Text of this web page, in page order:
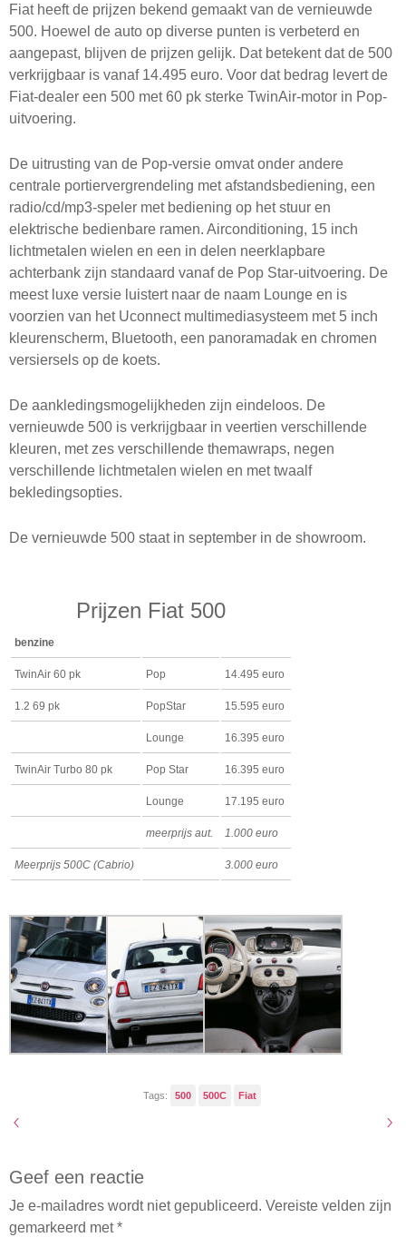
Fiat heeft de prijzen bekend gemaakt van de vernieuwde
500. Hoewel de auto op diverse punten is verbeterd en
aangepast, blijven de prijzen gelijk. Dat betekent dat de 500
verkrijgbaar is vanaf 14.495 euro. Voor dat bedrag levert de
Fiat-dealer een 500 met 60 pk sterke TwinAir-motor in Pop-
uitvoering.
De uitrusting van de Pop-versie omvat onder andere
centrale portiervergrendeling met afstandsbediening, een
radio/cd/mp3-speler met bediening op het stuur en
elektrische bedienbare ramen. Airconditioning, 15 inch
lichtmetalen wielen en een in delen neerklapbare
achterbank zijn standaard vanaf de Pop Star-uitvoering. De
meest luxe versie luistert naar de naam Lounge en is
voorzien van het Uconnect multimediasysteem met 5 inch
kleurenscherm, Bluetooth, een panoramadak en chromen
versiersels op de koets.
De aankledingsmogelijkheden zijn eindeloos. De
vernieuwde 500 is verkrijgbaar in veertien verschillende
kleuren, met zes verschillende themawraps, negen
verschillende lichtmetalen wielen en met twaalf
bekledingsopties.
De vernieuwde 500 staat in september in de showroom.
Prijzen Fiat 500
benzine
TwinAir 60 pk Pop 14.495 euro
1.2 69 pk PopStar 15.595 euro
Lounge 16.395 euro
TwinAir Turbo 80 pk Pop Star 16.395 euro
Lounge 17.195 euro
meerprijs aut. 1.000 euro
Meerprijs 500C (Cabrio) 3.000 euro
Tags: 500 500C Fiat
Geef een reactie
Je e-mailadres wordt niet gepubliceerd. Vereiste velden zijn
gemarkeerd met*